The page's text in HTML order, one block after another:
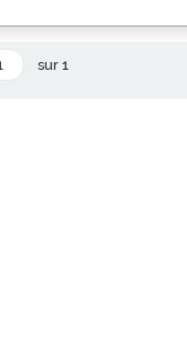
sur 1